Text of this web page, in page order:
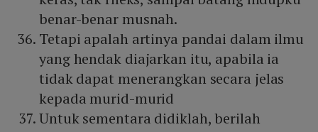
benar-benar musnah.
Tetapi apalah artinya pandai dalam ilmu
yang hendak diajarkan itu, apabila ia
tidak dapat menerangkan secara jelas
kepada murid-murid
Untuk sementara didiklah, berilah